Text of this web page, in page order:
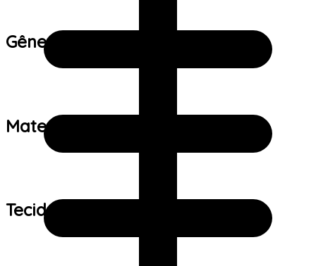
Gênero:
Material:
Tecido: